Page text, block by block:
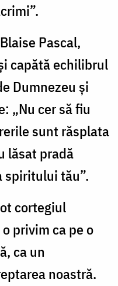
Pascal,
capătă echilibrul
Dumnezeu şi
„Nu cer să fiu
sunt răsplata
lăsat pradă
spiritului tău”.
cortegiul
privim ca pe o
ca un
noastră.